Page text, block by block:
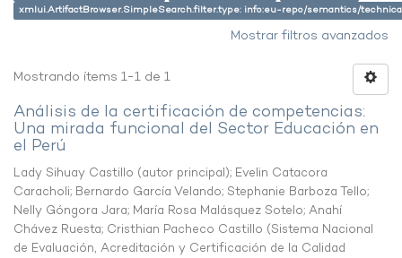
xmlui.ArtifactBrowser.SimpleSearch.filter.type: info:eu-repo/semantics/
Mostrar filtros avanzados
Mostrando ítems 1-1 de 1
Análisis de la certificación de competencias:
Una mirada funcional del Sector Educación en
el Perú
Lady Sihuay Castillo (autor principal); Evelin Catacora
Caracholi; Bernardo García Velando; Stephanie Barboza Tello;
Nelly Góngora Jara; María Rosa Malásquez Sotelo; Anahí
Chávez Ruesta; Cristhian Pacheco Castillo (Sistema Nacional
de Evaluación, Acreditación y Certificación de la Calidad